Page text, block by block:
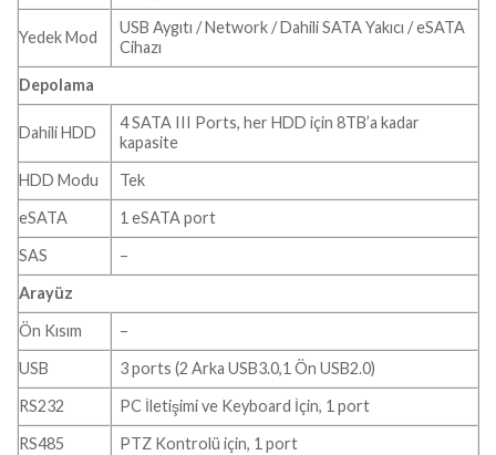
Yedek Mod
USB Aygıtı / Network / Dahili SATA Yakıcı / eSATA
Cihazı
Depolama
Dahili HDD
4 SATA III Ports, her HDD için 8TB’a kadar
kapasite
HDD Modu
Tek
eSATA
1 eSATA port
SAS
–
Arayüz
Ön Kısım
–
USB
3 ports (2 Arka USB3.0,1 Ön USB2.0)
RS232
PC İletişimi ve Keyboard İçin, 1 port
RS485
PTZ Kontrolü için, 1 port